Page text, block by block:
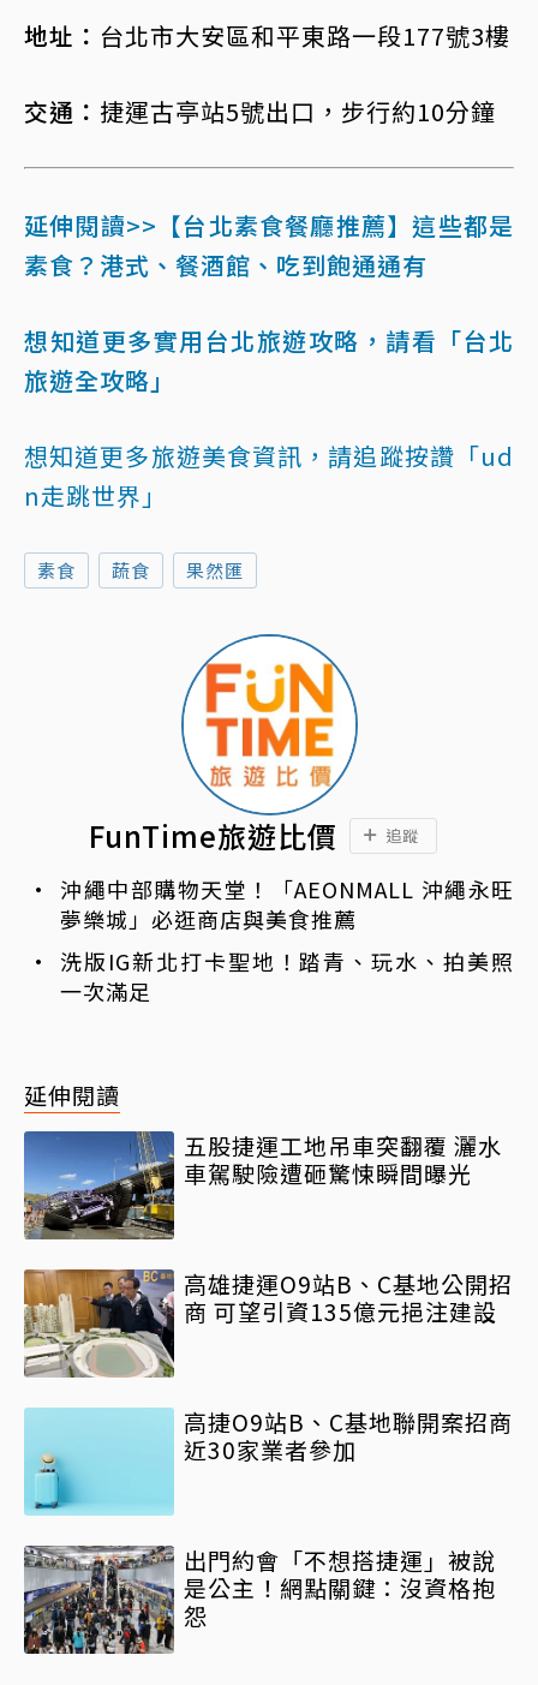
地址： 台北市大安區和平東路一段177號3樓
交通： 捷運古亭站5號出口，步行約10分鐘
延伸閱讀>>【台北素食餐廳推薦】這些都是
素食？港式、餐酒館、吃到飽通通有
想知道更多實用台北旅遊攻略，請看「台北
旅遊全攻略」
想知道更多旅遊美食資訊，請追蹤按讚「ud
n走跳世界」
素食 蔬食 果然匯
FunTime旅遊比價 追蹤
沖繩中部購物天堂！「AEONMALL 沖繩永旺
夢樂城」必逛商店與美食推薦
洗版IG新北打卡聖地！踏青、玩水、拍美照
一次滿足
延伸閱讀
五股捷運工地吊車突翻覆 灑水
車駕駛險遭砸驚悚瞬間曝光
高雄捷運O9站B、C基地公開招
商 可望引資135億元挹注建設
高捷O9站B、C基地聯開案招商
近30家業者參加
出門約會「不想搭捷運」被說
是公主！網點關鍵：沒資格抱
怨